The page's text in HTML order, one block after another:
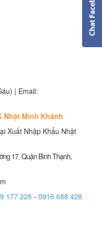
| Email:
Nhật Minh Khánh
Xuất Nhập Khẩu Nhật
17, Quận Bình Thạnh,
177 228 - 0916 688 428